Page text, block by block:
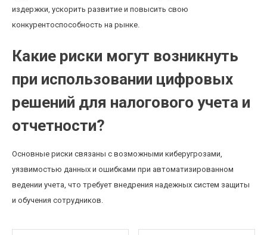
издержки, ускорить развитие и повысить свою
конкурентоспособность на рынке.
Какие риски могут возникнуть
при использовании цифровых
решений для налогового учета и
отчетности?
Основные риски связаны с возможными киберугрозами,
уязвимостью данных и ошибками при автоматизированном
ведении учета, что требует внедрения надежных систем защиты
и обучения сотрудников.